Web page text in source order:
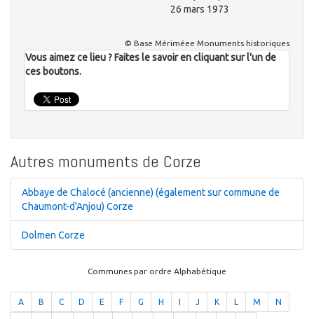
26 mars 1973
© Base Mériméee Monuments historiques
Vous aimez ce lieu ? Faites le savoir en cliquant sur l'un de
ces boutons.
Autres monuments de Corze
Abbaye de Chalocé (ancienne) (également sur commune de
Chaumont-d'Anjou) Corze
Dolmen Corze
Communes par ordre Alphabétique
A B C D E F G H J K L M N